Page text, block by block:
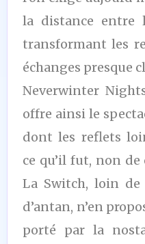
la distance entre
transformant les
échanges presque
Neverwinter
offre ainsi le
dont les reflets
ce qu’il fut, non de
La Switch, loin
d’antan, n’en
porté par la